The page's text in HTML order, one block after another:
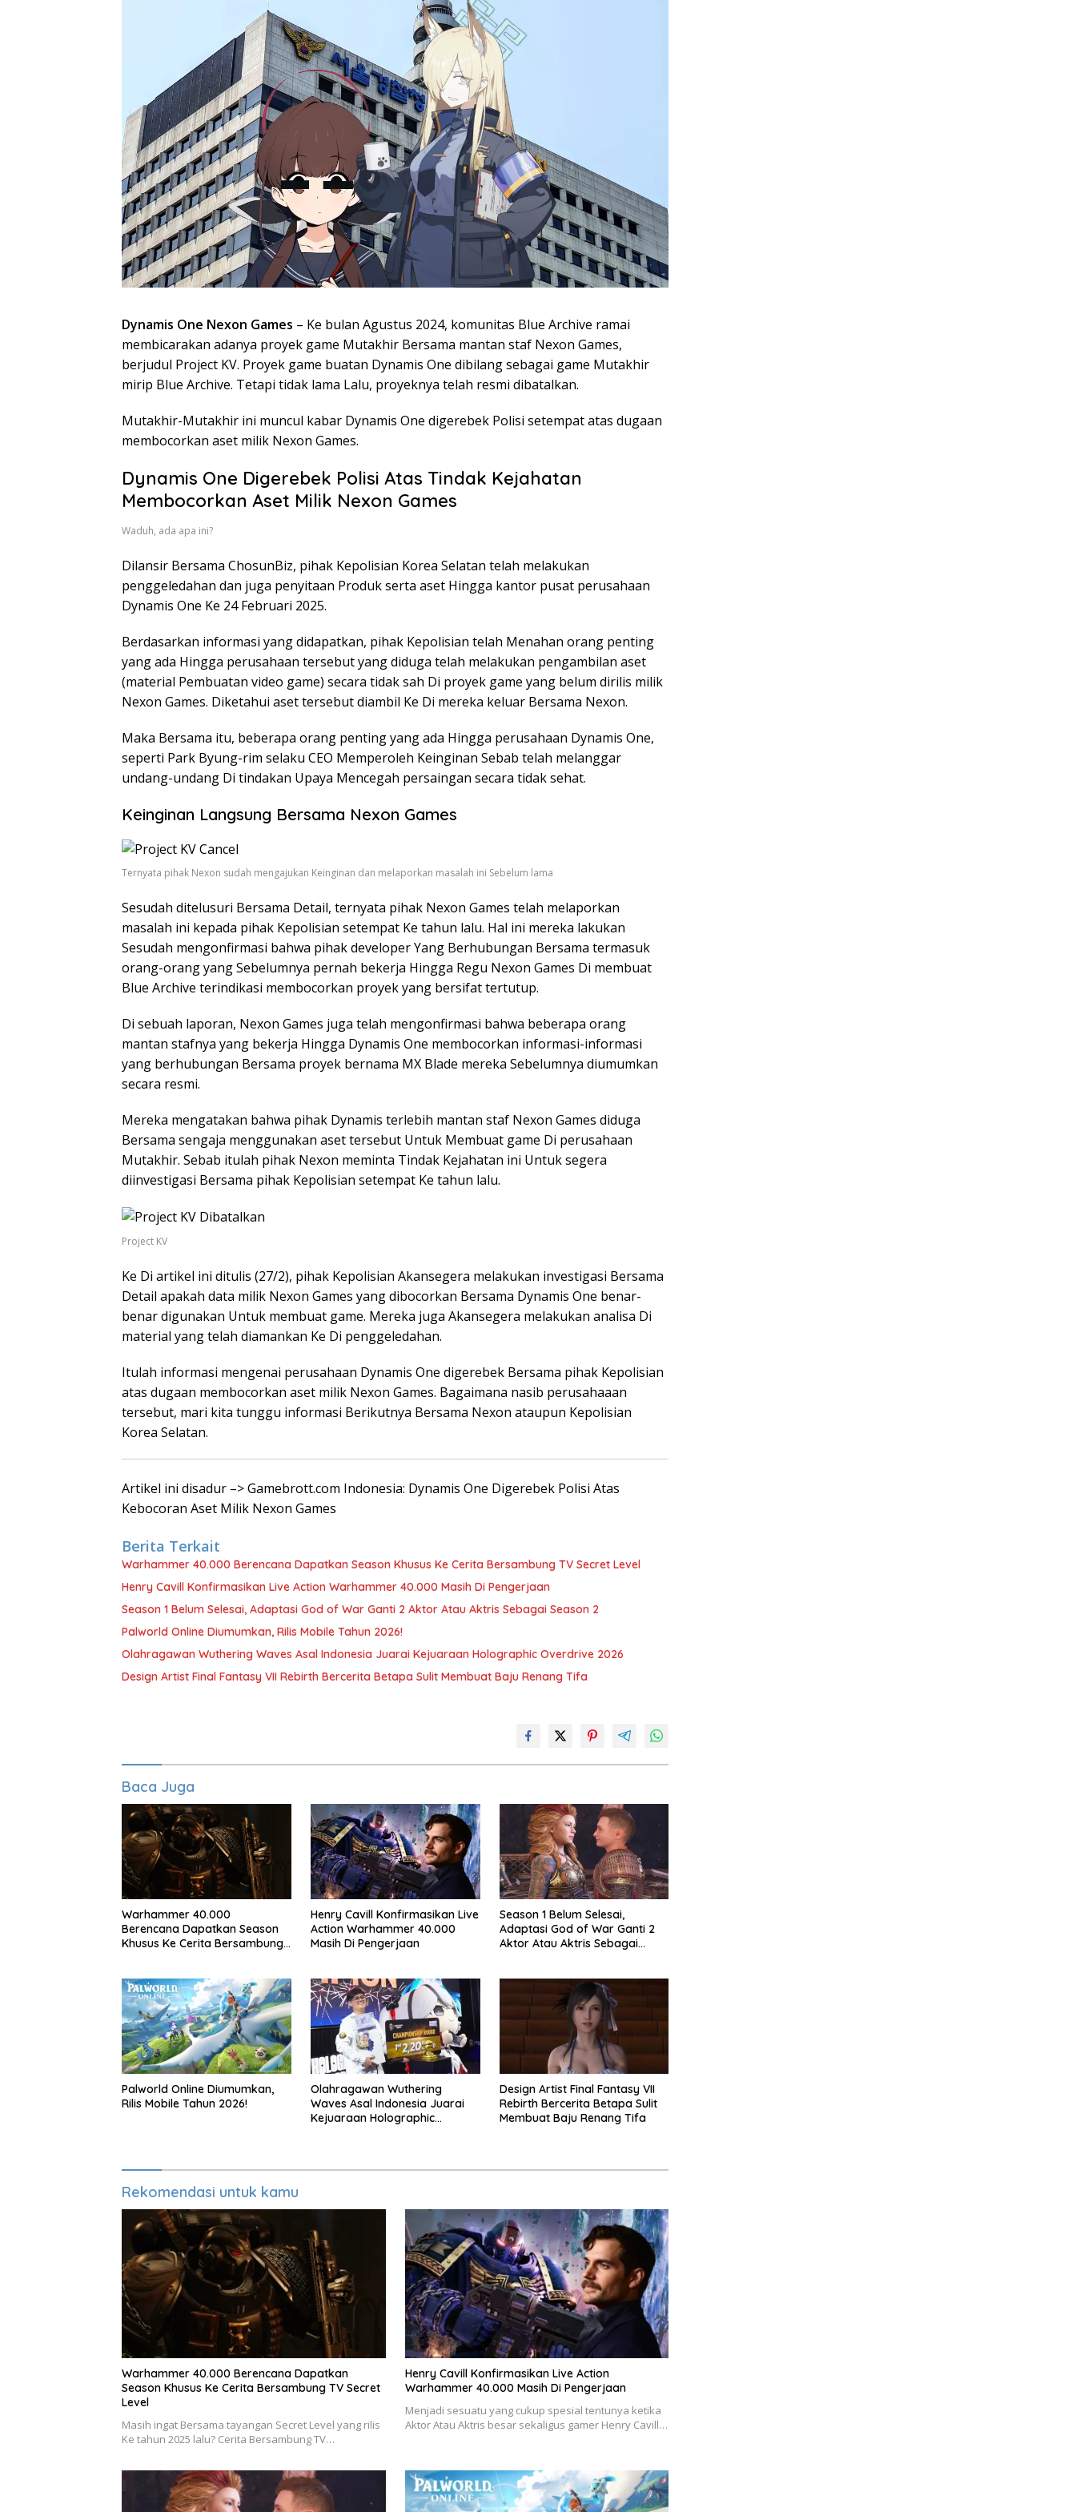
Dynamis One Nexon Games – Ke bulan Agustus 2024, komunitas Blue Archive ramai
membicarakan adanya proyek game Mutakhir Bersama mantan staf Nexon Games,
berjudul Project KV. Proyek game buatan Dynamis One dibilang sebagai game Mutakhir
mirip Blue Archive. Tetapi tidak lama Lalu, proyeknya telah resmi dibatalkan.
Mutakhir-Mutakhir ini muncul kabar Dynamis One digerebek Polisi setempat atas dugaan
membocorkan aset milik Nexon Games.
Dynamis One Digerebek Polisi Atas Tindak Kejahatan
Membocorkan Aset Milik Nexon Games
Waduh, ada apa ini?
Dilansir Bersama ChosunBiz, pihak Kepolisian Korea Selatan telah melakukan
penggeledahan dan juga penyitaan Produk serta aset Hingga kantor pusat perusahaan
Dynamis One Ke 24 Februari 2025.
Berdasarkan informasi yang didapatkan, pihak Kepolisian telah Menahan orang penting
yang ada Hingga perusahaan tersebut yang diduga telah melakukan pengambilan aset
(material Pembuatan video game) secara tidak sah Di proyek game yang belum dirilis milik
Nexon Games. Diketahui aset tersebut diambil Ke Di mereka keluar Bersama Nexon.
Maka Bersama itu, beberapa orang penting yang ada Hingga perusahaan Dynamis One,
seperti Park Byung-rim selaku CEO Memperoleh Keinginan Sebab telah melanggar
undang-undang Di tindakan Upaya Mencegah persaingan secara tidak sehat.
Keinginan Langsung Bersama Nexon Games
Ternyata pihak Nexon sudah mengajukan Keinginan dan melaporkan masalah ini Sebelum lama
Sesudah ditelusuri Bersama Detail, ternyata pihak Nexon Games telah melaporkan
masalah ini kepada pihak Kepolisian setempat Ke tahun lalu. Hal ini mereka lakukan
Sesudah mengonfirmasi bahwa pihak developer Yang Berhubungan Bersama termasuk
orang-orang yang Sebelumnya pernah bekerja Hingga Regu Nexon Games Di membuat
Blue Archive terindikasi membocorkan proyek yang bersifat tertutup.
Di sebuah laporan, Nexon Games juga telah mengonfirmasi bahwa beberapa orang
mantan stafnya yang bekerja Hingga Dynamis One membocorkan informasi-informasi
yang berhubungan Bersama proyek bernama MX Blade mereka Sebelumnya diumumkan
secara resmi.
Mereka mengatakan bahwa pihak Dynamis terlebih mantan staf Nexon Games diduga
Bersama sengaja menggunakan aset tersebut Untuk Membuat game Di perusahaan
Mutakhir. Sebab itulah pihak Nexon meminta Tindak Kejahatan ini Untuk segera
diinvestigasi Bersama pihak Kepolisian setempat Ke tahun lalu.
Project KV
Ke Di artikel ini ditulis (27/2), pihak Kepolisian Akansegera melakukan investigasi Bersama
Detail apakah data milik Nexon Games yang dibocorkan Bersama Dynamis One benar-
benar digunakan Untuk membuat game. Mereka juga Akansegera melakukan analisa Di
material yang telah diamankan Ke Di penggeledahan.
Itulah informasi mengenai perusahaan Dynamis One digerebek Bersama pihak Kepolisian
atas dugaan membocorkan aset milik Nexon Games. Bagaimana nasib perusahaaan
tersebut, mari kita tunggu informasi Berikutnya Bersama Nexon ataupun Kepolisian
Korea Selatan.
Artikel ini disadur –> Gamebrott.com Indonesia: Dynamis One Digerebek Polisi Atas
Kebocoran Aset Milik Nexon Games
Berita Terkait
Warhammer 40.000 Berencana Dapatkan Season Khusus Ke Cerita Bersambung TV Secret Level
Henry Cavill Konfirmasikan Live Action Warhammer 40.000 Masih Di Pengerjaan
Season 1 Belum Selesai, Adaptasi God of War Ganti 2 Aktor Atau Aktris Sebagai Season 2
Palworld Online Diumumkan, Rilis Mobile Tahun 2026!
Olahragawan Wuthering Waves Asal Indonesia Juarai Kejuaraan Holographic Overdrive 2026
Design Artist Final Fantasy VII Rebirth Bercerita Betapa Sulit Membuat Baju Renang Tifa
Baca Juga
Warhammer 40.000
Berencana Dapatkan Season
Khusus Ke Cerita Bersambung
Henry Cavill Konfirmasikan Live
Action Warhammer 40.000
Masih Di Pengerjaan
Season 1 Belum Selesai,
Adaptasi God of War Ganti 2
Aktor Atau Aktris Sebagai
Palworld Online Diumumkan,
Rilis Mobile Tahun 2026!
Olahragawan Wuthering
Waves Asal Indonesia Juarai
Kejuaraan Holographic
Design Artist Final Fantasy VII
Rebirth Bercerita Betapa Sulit
Membuat Baju Renang Tifa
Rekomendasi untuk kamu
Warhammer 40.000 Berencana Dapatkan
Season Khusus Ke Cerita Bersambung TV Secret
Level
Masih ingat Bersama tayangan Secret Level yang rilis
Ke tahun 2025 lalu? Cerita Bersambung TV…
Henry Cavill Konfirmasikan Live Action
Warhammer 40.000 Masih Di Pengerjaan
Menjadi sesuatu yang cukup spesial tentunya ketika
Aktor Atau Aktris besar sekaligus gamer Henry Cavill…